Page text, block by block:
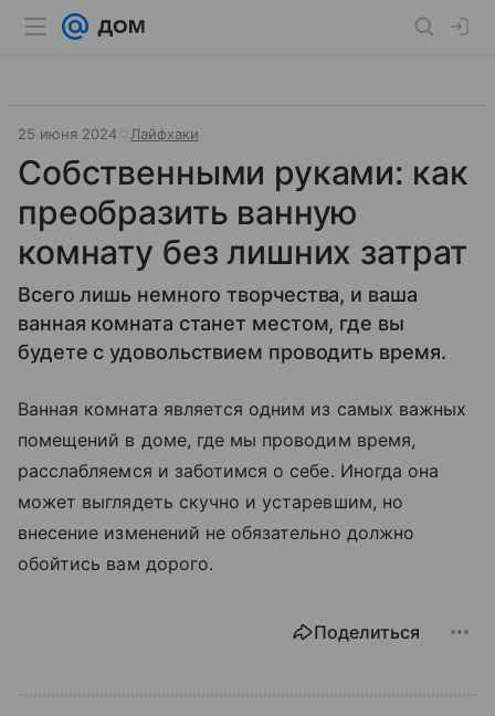
25 июня 2024 Лайфхаки
Собственными руками: как
преобразить ванную
комнату без лишних затрат
Всего лишь немного творчества, и ваша
ванная комната станет местом, где вы
будете с удовольствием проводить время.
Ванная комната является одним из самых важных
помещений в доме, где мы проводим время,
расслабляемся и заботимся о себе. Иногда она
может выглядеть скучно и устаревшим, но
внесение изменений не обязательно должно
обойтись вам дорого.
Поделиться